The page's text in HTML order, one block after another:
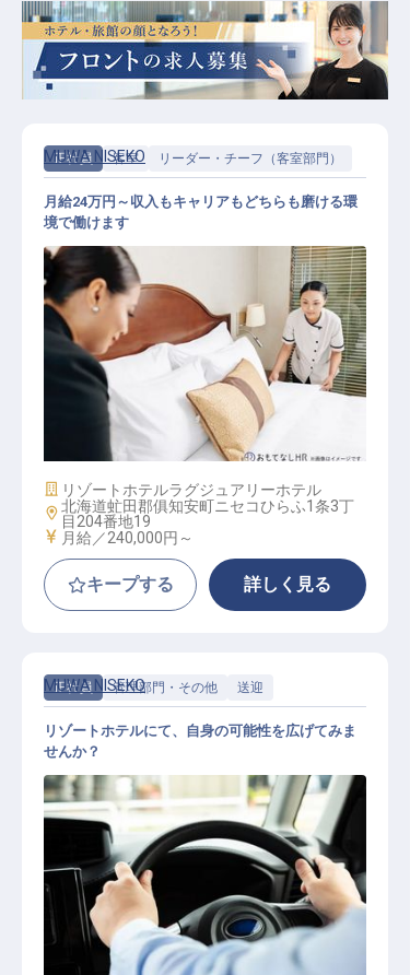
正社員 客室 リーダー・チーフ（客室部門）
アシスタントエグゼクティブハウス
キーパー
MUWA NISEKO
月給24万円～収入もキャリアもどちらも磨ける環
境で働けます
施設業態
リゾートホテルラグジュアリーホテル
勤務地
北海道虻田郡俱知安町ニセコひらふ1条3丁
目204番地19
給与
月給／240,000円～
キープする 詳しく見る
正社員 管理部門・その他 送迎
ゲストサービスエージェント（ドラ
イバー）
MUWA NISEKO
リゾートホテルにて、自身の可能性を広げてみま
せんか？